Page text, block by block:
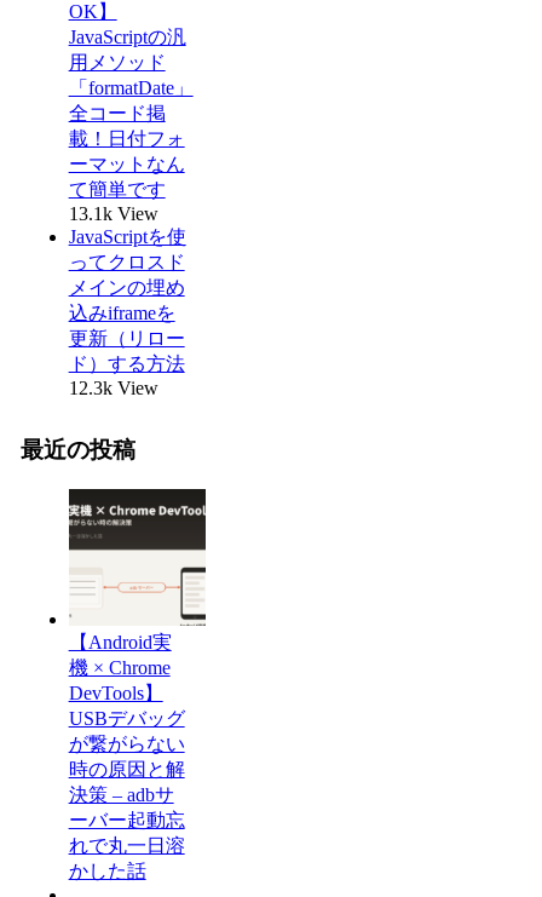
OK】
JavaScriptの汎
用メソッド
「formatDate」
全コード掲
載！日付フォ
ーマットなん
て簡単です
13.1k View
JavaScriptを使
ってクロスド
メインの埋め
込みiframeを
更新（リロー
ド）する方法
12.3k View
最近の投稿
【Android実
機 × Chrome
DevTools】
USBデバッグ
が繋がらない
時の原因と解
決策 – adbサ
ーバー起動忘
れで丸一日溶
かした話